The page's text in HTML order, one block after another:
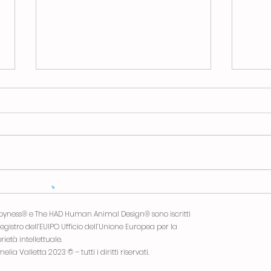
CORSO ONLINE
Addestramento cani.
e The HAD Human Animal Design® sono iscritti
dell’EUIPO Ufficio dell’Unione Europea per la
intellettuale.
Valletta 2023 © – tutti i diritti riservati.